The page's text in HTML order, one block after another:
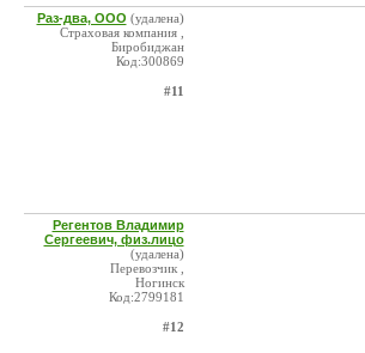
Раз-два, ООО (удалена)
Страховая компания ,
Биробиджан
Код:300869
#11
Регентов Владимир
Сергеевич, физ.лицо
(удалена)
Перевозчик ,
Ногинск
Код:2799181
#12